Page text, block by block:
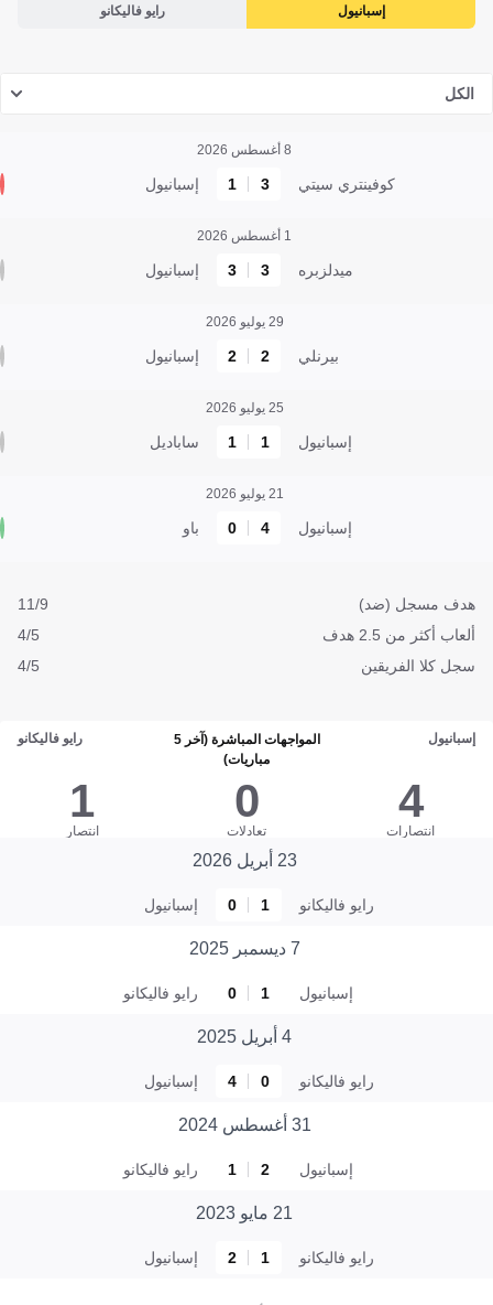
إسبانيول رايو فاليكانو
الكل
8 أغسطس 2026
كوفينتري سيتي 3
1 إسبانيول
1 أغسطس 2026
ميدلزبره 3
3 إسبانيول
29 يوليو 2026
بيرنلي 2
2 إسبانيول
25 يوليو 2026
إسبانيول 1
1 ساباديل
21 يوليو 2026
إسبانيول 4
0 باو
هدف مسجل (ضد)
11/9
ألعاب أكثر من 2.5 هدف
4/5
سجل كلا الفريقين
4/5
إسبانيول
المواجهات المباشرة (آخر 5
مباريات)
رايو فاليكانو
4
انتصارات
0
تعادلات
1
انتصار
23 أبريل 2026
رايو فاليكانو 1
0 إسبانيول
7 ديسمبر 2025
إسبانيول 1
0 رايو فاليكانو
4 أبريل 2025
رايو فاليكانو 0
4 إسبانيول
31 أغسطس 2024
إسبانيول 2
1 رايو فاليكانو
21 مايو 2023
رايو فاليكانو 1
2 إسبانيول